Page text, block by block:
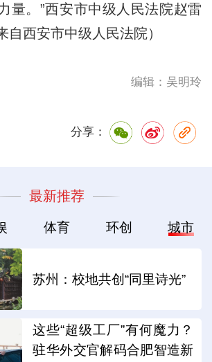
量。”西安市中级人民法院赵雷
自西安市中级人民法院）
编辑：吴明玲
分享：
最新推荐
体育 环创 城市
苏州：校地共创“同里诗光”
这些“超级工厂”有何魔力？
驻华外交官解码合肥智造新